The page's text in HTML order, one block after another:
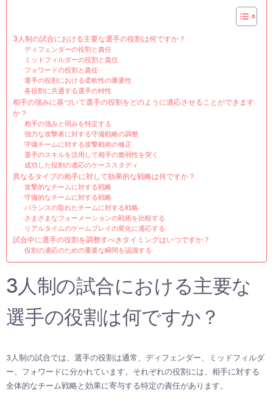
3人制の試合における主要な選手の役割は何ですか？
ディフェンダーの役割と責任
ミッドフィルダーの役割と責任
フォワードの役割と責任
選手の役割における柔軟性の重要性
各役割に共通する選手の特性
相手の強みに基づいて選手の役割をどのように適応させることができます
か？
相手の強みと弱みを特定する
強力な攻撃者に対する守備戦略の調整
守備チームに対する攻撃戦術の修正
選手のスキルを活用して相手の脆弱性を突く
成功した役割の適応のケーススタディ
異なるタイプの相手に対して効果的な戦略は何ですか？
攻撃的なチームに対する戦略
守備的なチームに対する戦略
バランスの取れたチームに対する戦略
さまざまなフォーメーションの戦術を比較する
リアルタイムのゲームプレイの変化に適応する
試合中に選手の役割を調整すべきタイミングはいつですか？
役割の適応のための重要な瞬間を認識する
3人制の試合における主要な
選手の役割は何ですか？
3人制の試合では、選手の役割は通常、ディフェンダー、ミッドフィルダ
ー、フォワードに分かれています。それぞれの役割には、相手に対する
全体的なチーム戦略と効果に寄与する特定の責任があります。